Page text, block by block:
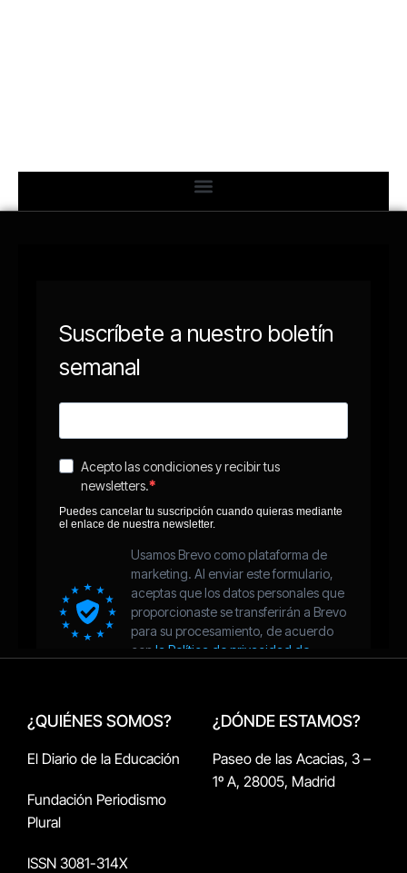
¿QUIÉNES SOMOS?
El Diario de la Educación
Fundación Periodismo
Plural
ISSN 3081-314X
¿DÓNDE ESTAMOS?
Paseo de las Acacias, 3 –
1º A, 28005, Madrid